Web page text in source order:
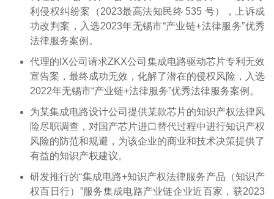
利侵权纠纷案（2023最高法知民终 535 号），上诉成
功改判案，入选2023年无锡市“产业链+法律服务”优秀
法律服务案例。
代理的IX公司请求ZKX公司集成电路驱动芯片专利无效
宣告案，最终成功无效，化解了潜在的侵权风险，入选
2022年无锡市“产业链+法律服务”优秀法律服务案例。
为某集成电路设计公司提供某款芯片的知识产权法律风
险尽职调查，对国产芯片进口替代过程中进行知识产权
风险的防范和规避，为该企业的商业和技术决策提供了
有益的知识产权建议。
研发推行的“集成电路+知识产权法律服务产品（知识产
权百日行）”服务集成电路产业链企业近百家，获2023